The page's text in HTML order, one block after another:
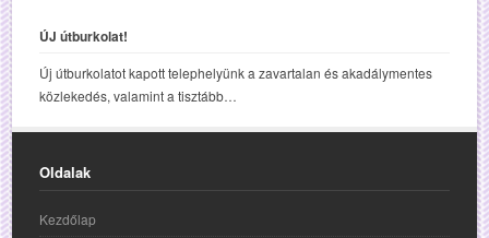
ÚJ útburkolat!
Új útburkolatot kapott telephelyünk a zavartalan és akadálymentes
közlekedés, valamint a tisztább…
Oldalak
Kezdőlap